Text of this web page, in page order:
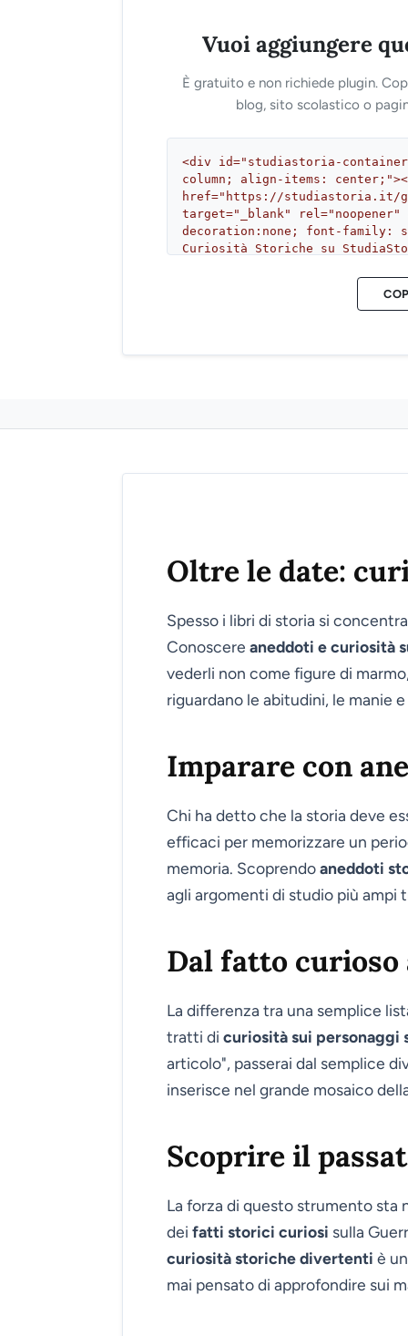
Vuoi aggiungere
È gratuito e non richiede plugin.
blog, sito scolastico o
Oltre le date:
Spesso i libri di storia si
Conoscere aneddoti e curiosità
vederli non come figure di
riguardano le abitudini, le manie
Imparare con
Chi ha detto che la storia deve
efficaci per memorizzare un
memoria. Scoprendoaneddoti
agli argomenti di studio più
Dal fatto
La differenza tra una semplice
tratti di curiosità sui personaggi
articolo", passerai dal semplice
inserisce nel grande mosaico
Scoprire il
La forza di questo strumento sta
dei fatti storici curiosi sulla
curiosità storiche divertenti è
mai pensato di approfondire sui